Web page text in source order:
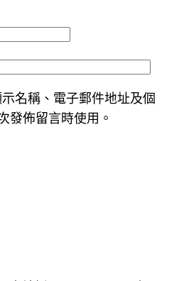
名稱、電子郵件地址及個
發佈留言時使用。